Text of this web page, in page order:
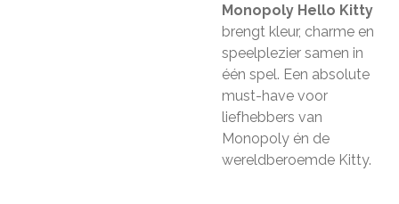
Monopoly Hello Kitty
brengt kleur, charme en
speelplezier samen in
één spel. Een absolute
must-have voor
liefhebbers van
Monopoly én de
wereldberoemde Kitty.